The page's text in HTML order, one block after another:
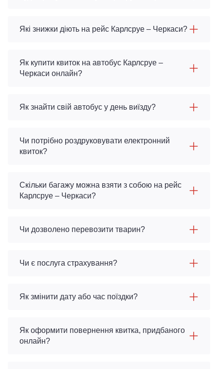
Які знижки діють на рейс Карлсруе – Черкаси?
Як купити квиток на автобус Карлсруе –
Черкаси онлайн?
Як знайти свій автобус у день виїзду?
Чи потрібно роздруковувати електронний
квиток?
Скільки багажу можна взяти з собою на рейс
Карлсруе – Черкаси?
Чи дозволено перевозити тварин?
Чи є послуга страхування?
Як змінити дату або час поїздки?
Як оформити повернення квитка, придбаного
онлайн?